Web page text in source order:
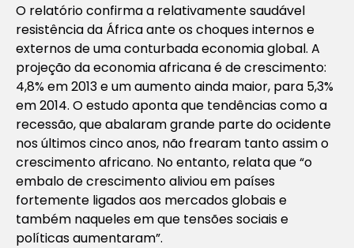
O relatório confirma a relativamente saudável
resistência da África ante os choques internos e
externos de uma conturbada economia global. A
projeção da economia africana é de crescimento:
4,8% em 2013 e um aumento ainda maior, para 5,3%
em 2014. O estudo aponta que tendências como a
recessão, que abalaram grande parte do ocidente
nos últimos cinco anos, não frearam tanto assim o
crescimento africano. No entanto, relata que “o
embalo de crescimento aliviou em países
fortemente ligados aos mercados globais e
também naqueles em que tensões sociais e
políticas aumentaram”.